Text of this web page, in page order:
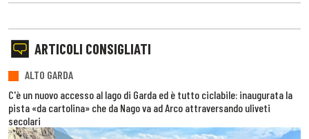
ARTICOLI CONSIGLIATI
ALTO GARDA
C'è un nuovo accesso al lago di Garda ed è tutto ciclabile: inaugurata la
pista «da cartolina» che da Nago va ad Arco attraversando uliveti
secolari